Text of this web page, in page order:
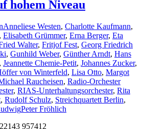
hohem Niveau
Anneliese Westen, Charlotte Kaufmann,
, Elisabeth Grümmer, Erna Berger, Eta
Walter, Fritjof Fest, Georg Friedrich
, Gunhild Weber, Günther Arndt, Hans
, Jeannette Chemie-Petit, Johannes Zucker,
von Winterfeld, Lisa Otto, Margot
Raucheisen, Radio-Orchester
, RIAS-Unterhaltungsorchester, Rita
, Rudolf Schulz, Streichquartett Berlin,
Peter Fröhlich
957412